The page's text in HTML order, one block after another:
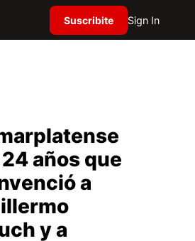
Suscribite Sign In
años que
a
y a